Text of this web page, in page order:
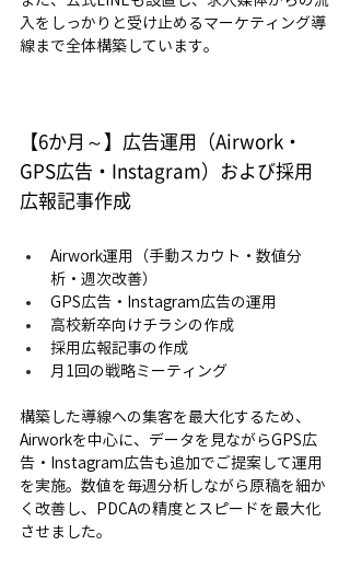
入をしっかりと受け止めるマーケティング導
線まで全体構築しています。
【6か月～】広告運用（Airwork・
GPS広告・Instagram）および採用
広報記事作成
Airwork運用（手動スカウト・数値分
析・週次改善）
GPS広告・Instagram広告の運用
高校新卒向けチラシの作成
採用広報記事の作成
月1回の戦略ミーティング
構築した導線への集客を最大化するため、
Airworkを中心に、データを見ながらGPS広
告・Instagram広告も追加でご提案して運用
を実施。数値を毎週分析しながら原稿を細か
く改善し、PDCAの精度とスピードを最大化
させました。